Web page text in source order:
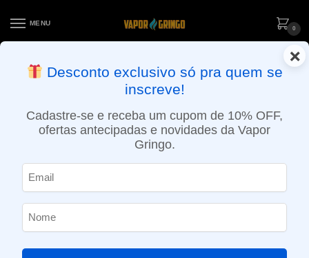
MENU
0
ENTREGA NO MESMO DIA EM SÃO PAULO (SEG A SEX): PEDIDOS
APROVADOS ATÉ 15:30 VIA MOTOBOY
×
Desconto exclusivo só pra quem se
inscreve!
Cadastre-se e receba um cupom de 10% OFF,
ofertas antecipadas e novidades da Vapor
Gringo.